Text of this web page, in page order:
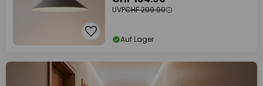
UVPCHF 209.90
Auf Lager